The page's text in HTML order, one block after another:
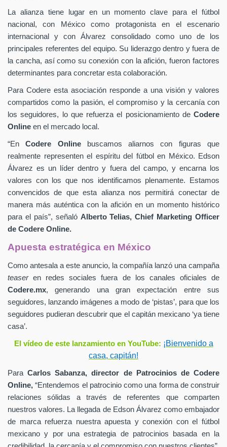
La alianza tiene lugar en un momento clave para el fútbol
nacional, con México como protagonista en el escenario
internacional y con Álvarez consolidado como uno de los
principales referentes del equipo. Su liderazgo dentro y fuera de
la cancha, así como su conexión con la afición, fueron factores
determinantes para concretar esta colaboración.
Para Codere esta asociación responde a una visión y valores
compartidos como la pasión, el compromiso y la cercanía con
los seguidores, lo que refuerza el posicionamiento de Codere
Online en el mercado local.
“EnCodere Onlinebuscamos aliarnos con figuras que
realmente representen el espíritu del fútbol en México. Edson
Álvarez es un líder dentro y fuera del campo, y encarna los
valores con los que nos identificamos plenamente. Estamos
convencidos de que esta alianza nos permitirá conectar de
manera más auténtica con la afición en un momento histórico
para el país”, señaló Alberto Telias,Chief Marketing Officer
de Codere Online.
Apuesta estratégica en México
Como antesala a este anuncio, la compañía lanzó una campaña
teaseren redes sociales fuera de los canales oficiales de
Codere.mx,
generando una gran expectación entre sus
seguidores, lanzando imágenes a modo de ‘pistas’, para que los
seguidores pudieran descubrir que el capitán mexicano ‘ya tiene
casa’.
El vídeo de este lanzamiento en YouTube: ¡Bienvenido a
casa, capitán!
ParaCarlos Sabanza, director de Patrocinios de Codere
Online, “Entendemos el patrocinio como una forma de construir
relaciones sólidas a través de referentes que comparten
nuestros valores. La llegada de Edson Álvarez como embajador
de marca refuerza nuestra apuesta y conexión con el fútbol
mexicano y por una estrategia de patrocinios basada en la